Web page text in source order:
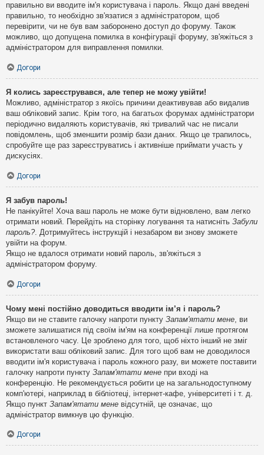
правильно ви вводите ім'я користувача і пароль. Якщо дані введені
правильно, то необхідно зв'язатися з адміністратором, щоб
перевірити, чи не був вам заборонено доступ до форуму. Також
можливо, що допущена помилка в конфігурації форуму, зв'яжіться з
адміністратором для виправлення помилки.
Догори
Я колись зареєструвався, але тепер не можу увійти!
Можливо, адміністратор з якоїсь причини деактивував або видалив
ваш обліковий запис. Крім того, на багатьох форумах адміністратори
періодично видаляють користувачів, які тривалий час не писали
повідомлень, щоб зменшити розмір бази даних. Якщо це трапилось,
спробуйте ще раз зареєструватись і активніше приймати участь у
дискусіях.
Догори
Я забув пароль!
Не панікуйте! Хоча ваш пароль не може бути відновлено, вам легко
отримати новий. Перейдіть на сторінку логування та натисніть Забули
пароль?. Дотримуйтесь інструкцій і незабаром ви знову зможете
увійти на форум.
Якщо не вдалося отримати новий пароль, зв'яжіться з
адміністратором форуму.
Догори
Чому мені постійно доводиться вводити ім’я і пароль?
Якщо ви не ставите галочку напроти пункту Запам'ятати мене , ви
зможете залишатися під своїм ім'ям на конференції лише протягом
встановленого часу. Це зроблено для того, щоб ніхто інший не зміг
використати ваш обліковий запис. Для того щоб вам не доводилося
вводити ім'я користувача і пароль кожного разу, ви можете поставити
галочку напроти пункту Запам'ятати мене при вході на
конференцію. Не рекомендується робити це на загальнодоступному
комп'ютері, наприклад в бібліотеці, інтернет-кафе, університеті і т. д.
Якщо пункт Запам'ятати мене відсутній, це означає, що
адміністратор вимкнув цю функцію.
Догори